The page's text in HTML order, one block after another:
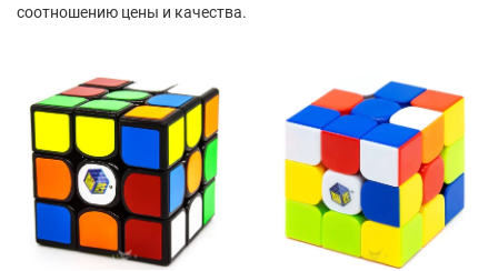
соотношению цены и качества.